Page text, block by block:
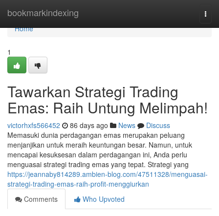
bookmarkindexing
Home
Home
1
Tawarkan Strategi Trading
Emas: Raih Untung Melimpah!
victorhxfs566452 86 days ago News
Discuss
Memasuki dunia perdagangan emas merupakan peluang
menjanjikan untuk meraih keuntungan besar. Namun, untuk
mencapai kesuksesan dalam perdagangan ini, Anda perlu
menguasai strategi trading emas yang tepat. Strategi yang
https://jeannaby814289.ambien-blog.com/47511328/menguasai-
strategi-trading-emas-raih-profit-menggiurkan
Comments
Who Upvoted